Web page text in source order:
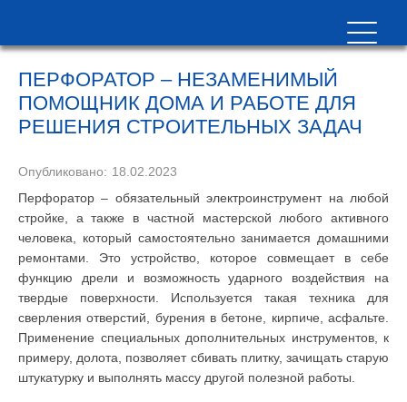
ПЕРФОРАТОР – НЕЗАМЕНИМЫЙ
ПОМОЩНИК ДОМА И РАБОТЕ ДЛЯ
РЕШЕНИЯ СТРОИТЕЛЬНЫХ ЗАДАЧ
Опубликовано: 18.02.2023
Перфоратор – обязательный электроинструмент на любой
стройке, а также в частной мастерской любого активного
человека, который самостоятельно занимается домашними
ремонтами. Это устройство, которое совмещает в себе
функцию дрели и возможность ударного воздействия на
твердые поверхности. Используется такая техника для
сверления отверстий, бурения в бетоне, кирпиче, асфальте.
Применение специальных дополнительных инструментов, к
примеру, долота, позволяет сбивать плитку, зачищать старую
штукатурку и выполнять массу другой полезной работы.